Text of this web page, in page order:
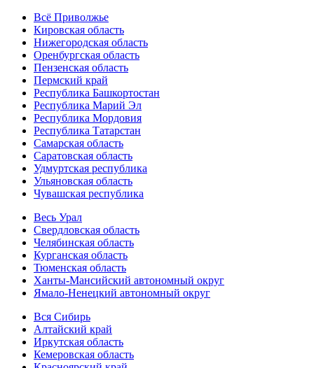
Всё Приволжье
Кировская область
Нижегородская область
Оренбургская область
Пензенская область
Пермский край
Республика Башкортостан
Республика Марий Эл
Республика Мордовия
Республика Татарстан
Самарская область
Саратовская область
Удмуртская республика
Ульяновская область
Чувашская республика
Весь Урал
Свердловская область
Челябинская область
Курганская область
Тюменская область
Ханты-Мансийский автономный округ
Ямало-Ненецкий автономный округ
Вся Сибирь
Алтайский край
Иркутская область
Кемеровская область